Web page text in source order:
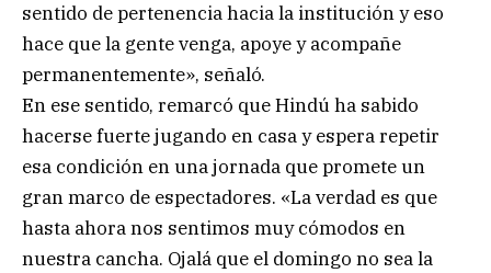
sentido de pertenencia hacia la institución y eso
hace que la gente venga, apoye y acompañe
permanentemente», señaló.
En ese sentido, remarcó que Hindú ha sabido
hacerse fuerte jugando en casa y espera repetir
esa condición en una jornada que promete un
gran marco de espectadores. «La verdad es que
hasta ahora nos sentimos muy cómodos en
nuestra cancha. Ojalá que el domingo no sea la